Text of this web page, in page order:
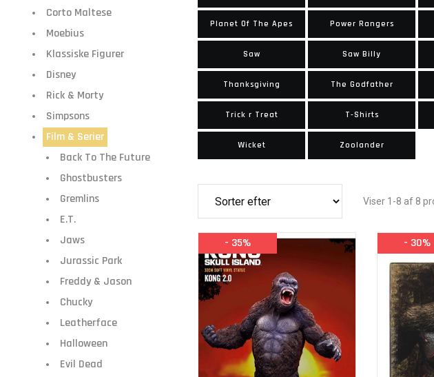
Corto Maltese
Moebius
Klassiske Figurer
Disney
Rick & Morty
Simpsons
Film & Serier
Back To The Future
Ghostbusters
Gremlins
E.T.
Jaws
Jurassic Park
Freddy & Jason
Chucky
Leatherface
Halloween
Evil Dead
Planet Of The Apes Power Rangers
Saw Saw Billy
Thanksgiving The Godfather
Trick r Treat T-Shirts
Wicket Zoolander
Viser 1-8 af 8
- 35% - 30%